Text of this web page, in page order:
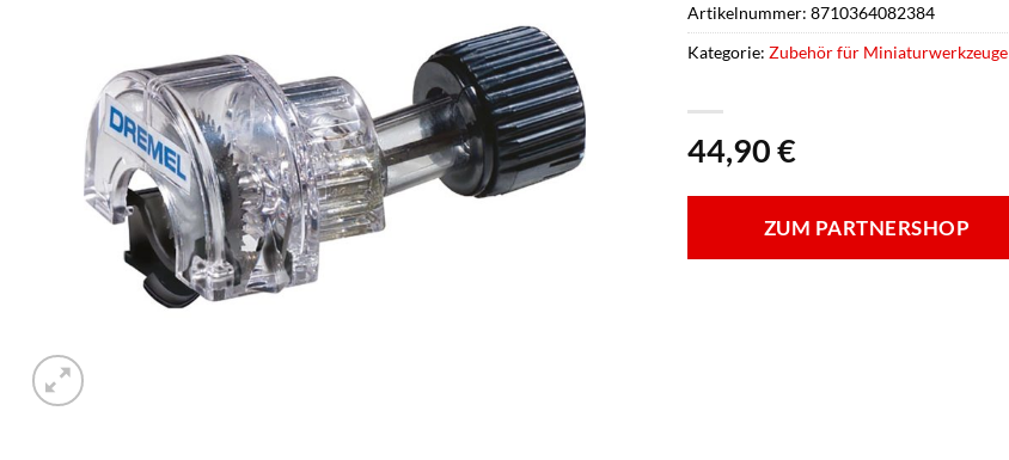
44,90€
ZUM PARTNERSHOP
Artikelnummer: 8710364082384
Kategorie: Zubehör für Miniaturwerkzeuge